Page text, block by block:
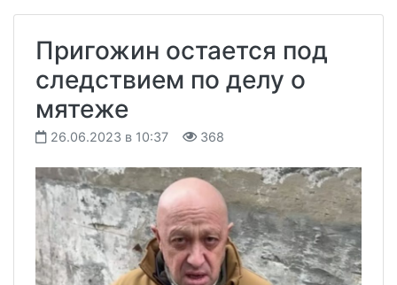
Пригожин остается под
следствием по делу о
мятеже
26.06.2023 в 10:37 368